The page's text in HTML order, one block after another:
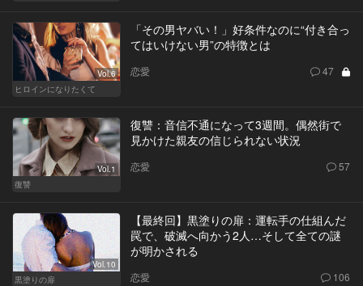
Vol.6
ヒロインになりたくて
「その男ヤバい！」好条件なのに“付き合っ
てはいけない男”の特徴とは
恋愛 47
Vol.1
復讐
復讐：音信不通になって3週間。偶然街で
見かけた親友の信じられない状況
恋愛 57
Vol.10
黒塗りの扉
【最終回】黒塗りの扉：運転手の仕組んだ
罠で、破滅へ向かう2人…そして全ての謎
が明かされる
恋愛 106